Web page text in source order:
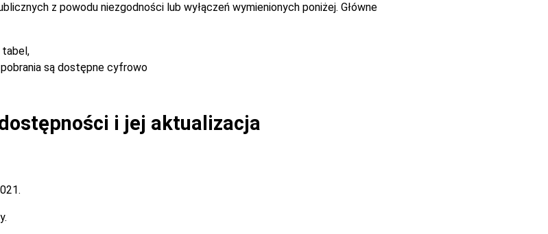
z powodu niezgodności lub wyłączeń wymienionych poniżej. Główne
tabel,
są dostępne cyfrowo
i jej aktualizacja